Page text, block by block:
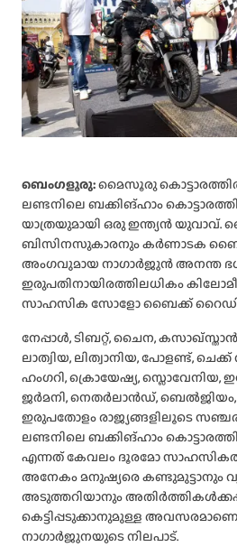
ബെംഗളൂരു:മൈസൂരു
ലണ്ടനിലെ ബക്കിങ്ഹാം
യാത്രയുമായി ഒരു ഇന്ത്യൻ
ബിസിനസുകാരനും കർണാടക
അംഗവുമായ നാഗാർജുൻ അനന്ത
ഇരുപതിനായിരത്തിലധികം
സാഹസിക സോളോ ബൈക്ക് റൈഡിന്
നേപ്പാൾ, ടിബറ്റ്, ചൈന,
ലാത്വിയ, ലിത്വാനിയ, പോളണ്ട്, ചെക്ക്
ഹംഗറി, ക്രൊയേഷ്യ, സ്ലൊവേനിയ,
ജർമനി, നെതർലാൻഡ്,
ഇരുപതോളം രാജ്യങ്ങളിലൂടെ
ലണ്ടനിലെ ബക്കിങ്ഹാം
എന്നത് കേവലം ദൂരമോ
അനേകം മനുഷ്യരെ കണ്ടുമുട്ടാനും
അടുത്തറിയാനും
കെട്ടിപ്പടുക്കാനുമുള്ള
നാഗാർജുനയുടെ നിലപാട്.